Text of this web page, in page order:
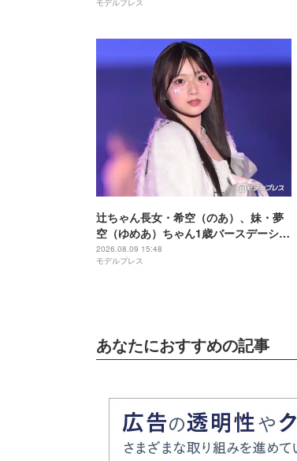
モデルプレス
辻ちゃん長女・希空（のあ）、妹・夢
空（ゆめあ）ちゃん1歳バースデーショ
ット公開「愛があふれてる」「最高の
姉妹」と反響
2026.08.09 15:48
モデルプレス
あなたにおすすめの記事